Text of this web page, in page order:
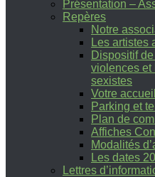
Présentation –
Repères
Notre
Les artistes
Dispositif
violences et
sexistes
Votre accueil
Parking et
Plan de
Affiches
Modalités
Les dates
Lettres